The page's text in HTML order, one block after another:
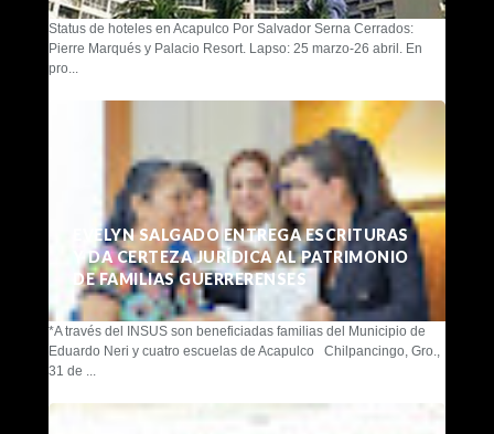
Status de hoteles en Acapulco Por Salvador Serna Cerrados:
Pierre Marqués y Palacio Resort. Lapso: 25 marzo-26 abril. En
pro...
EVELYN SALGADO ENTREGA ESCRITURAS
Y DA CERTEZA JURÍDICA AL PATRIMONIO
DE FAMILIAS GUERRERENSES
*A través del INSUS son beneficiadas familias del Municipio de
Eduardo Neri y cuatro escuelas de Acapulco Chilpancingo, Gro.,
31 de ...